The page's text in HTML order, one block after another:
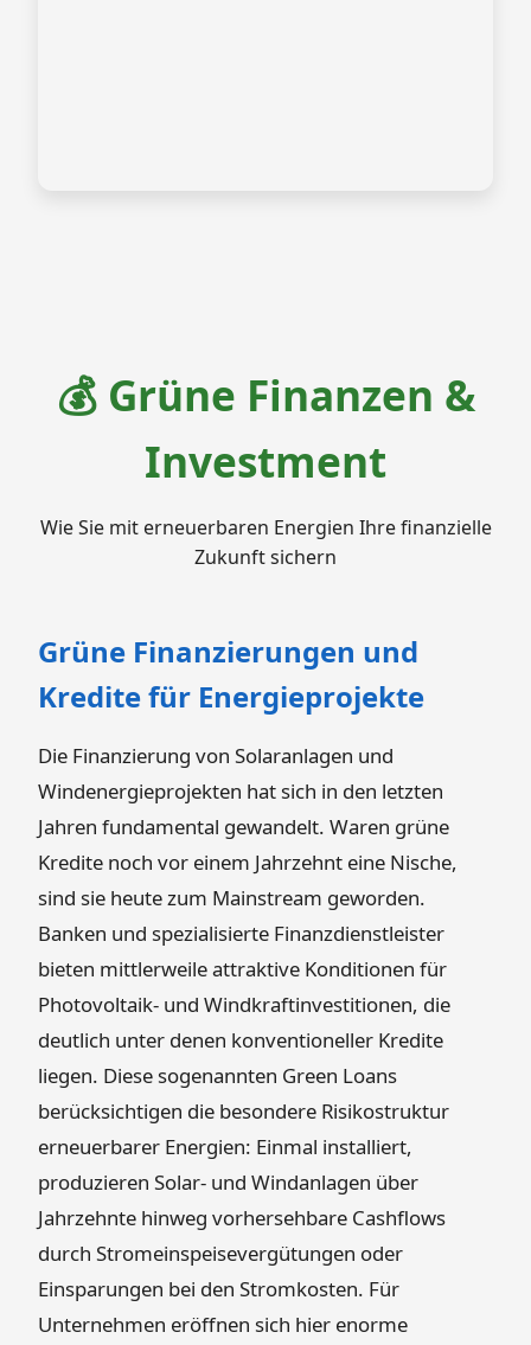
💰 Grüne Finanzen &
Investment
Wie Sie mit erneuerbaren Energien Ihre finanzielle
Zukunft sichern
Grüne Finanzierungen und
Kredite für Energieprojekte
Die Finanzierung von Solaranlagen und
Windenergieprojekten hat sich in den letzten
Jahren fundamental gewandelt. Waren grüne
Kredite noch vor einem Jahrzehnt eine Nische,
sind sie heute zum Mainstream geworden.
Banken und spezialisierte Finanzdienstleister
bieten mittlerweile attraktive Konditionen für
Photovoltaik- und Windkraftinvestitionen, die
deutlich unter denen konventioneller Kredite
liegen. Diese sogenannten Green Loans
berücksichtigen die besondere Risikostruktur
erneuerbarer Energien: Einmal installiert,
produzieren Solar- und Windanlagen über
Jahrzehnte hinweg vorhersehbare Cashflows
durch Stromeinspeisevergütungen oder
Einsparungen bei den Stromkosten. Für
Unternehmen eröffnen sich hier enorme